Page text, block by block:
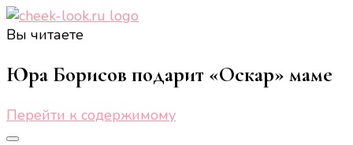
здоровом образе жизни, спорте, стиле, отдыхе и
еде.
Вы читаете
Юра Борисов подарит «Оскар» маме
Перейти к содержимому